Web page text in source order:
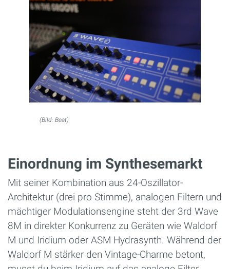
(Bild: Beat)
Einordnung im Synthesemarkt
Mit seiner Kombination aus 24-Oszillator-
Architektur (drei pro Stimme), analogen Filtern und
mächtiger Modulationsengine steht der 3rd Wave
8M in direkter Konkurrenz zu Geräten wie Waldorf
M und Iridium oder ASM Hydrasynth. Während der
Waldorf M stärker den Vintage-Charme betont,